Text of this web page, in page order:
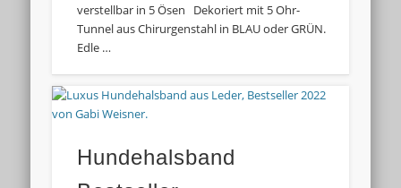
verstellbar in 5 Ösen Dekoriert mit 5 Ohr-
Tunnel aus Chirurgenstahl in BLAU oder GRÜN.
Edle …
Hundehalsband